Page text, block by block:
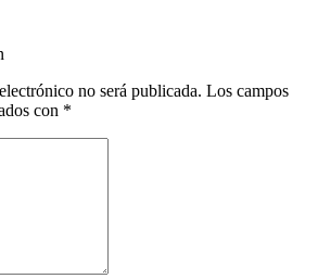
no será publicada. Los campos
con *